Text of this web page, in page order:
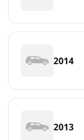
2014
2013